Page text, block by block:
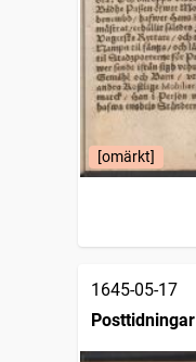
[omärkt]
1645-05-17
Posttidningar